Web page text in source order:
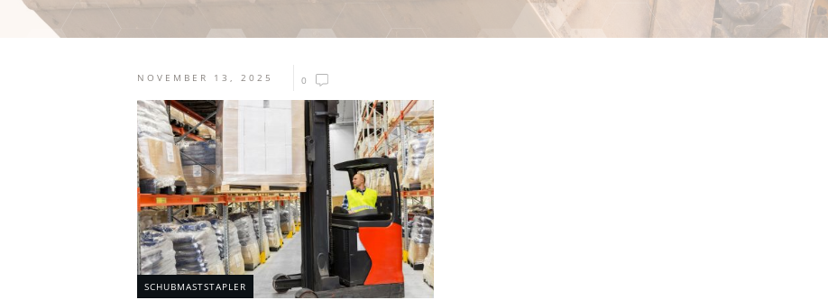
NOVEMBER 13, 2025 0
SCHUBMASTSTAPLER